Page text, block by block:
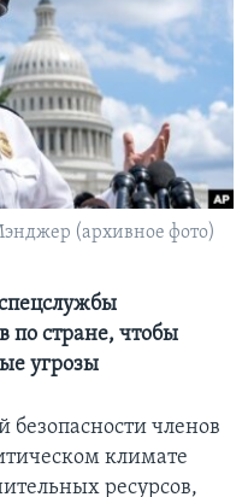
(архивное фото)
по стране, чтобы
угрозы
безопасности членов
климате
ресурсов,